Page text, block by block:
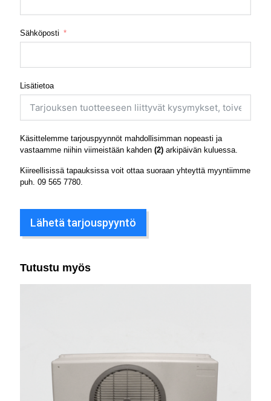
Sähköposti
Lisätietoa
Käsittelemme tarjouspyynnöt mahdollisimman nopeasti ja
vastaamme niihin viimeistään kahden (2) arkipäivän kuluessa.
Kiireellisissä tapauksissa voit ottaa suoraan yhteyttä myyntiimme
puh. 09 565 7780
Lähetä tarjouspyyntö
Tutustu myös